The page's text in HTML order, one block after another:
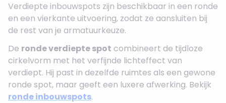
Verdiepte inbouwspots zijn beschikbaar in een ronde
en een vierkante uitvoering, zodat ze aansluiten bij
de rest van je armatuurkeuze.
De ronde verdiepte spot combineert de tijdloze
cirkelvorm met het verfijnde lichteffect van
verdiept. Hij past in dezelfde ruimtes als een gewone
ronde spot, maar geeft een luxere afwerking. Bekijk
ronde inbouwspots.